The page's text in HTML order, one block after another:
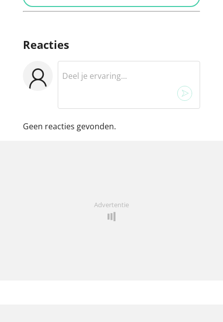
Reacties
Geen reacties gevonden.
Advertentie